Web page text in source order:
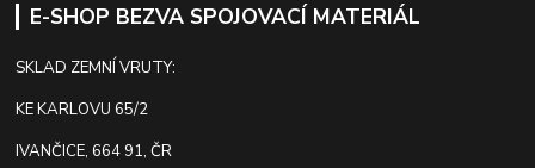
E-SHOP BEZVA SPOJOVACÍ MATERIÁL
SKLAD ZEMNÍ VRUTY:
KE KARLOVU 65/2
IVANČICE, 664 91, ČR